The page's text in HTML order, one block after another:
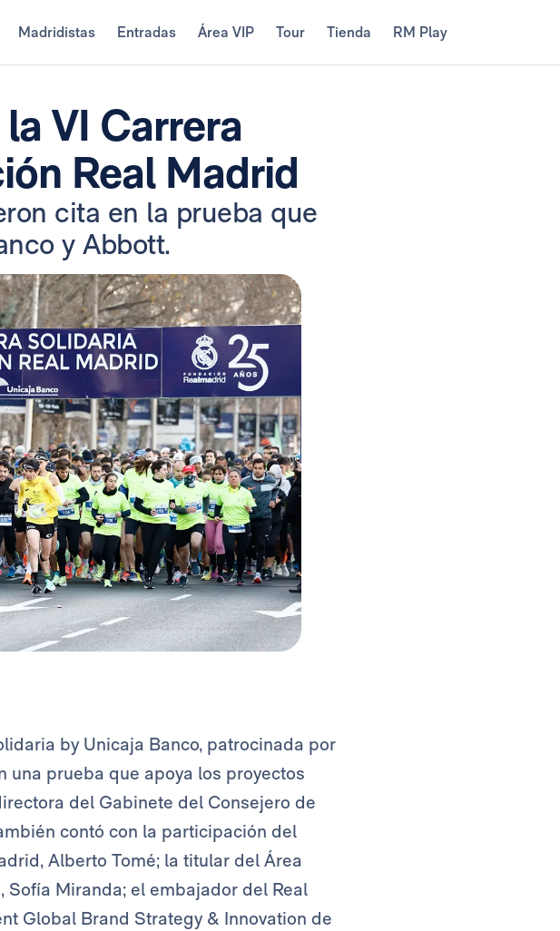
Madridistas Entradas Área VIP Tour Tienda RM Play
VI Carrera
Real Madrid
cita en la prueba que
y Abbott.
by Unicaja Banco, patrocinada por
una prueba que apoya los proyectos
del Gabinete del Consejero de
contó con la participación del
Alberto Tomé; la titular del Área
Miranda; el embajador del Real
Global Brand Strategy & Innovation de